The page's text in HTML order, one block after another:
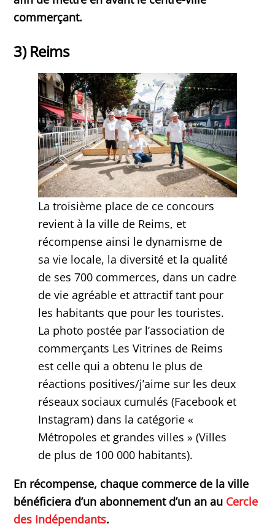
commerçant.
3) Reims
La troisième place de ce concours
revient à la ville de Reims, et
récompense ainsi le dynamisme de
sa vie locale, la diversité et la qualité
de ses 700 commerces, dans un cadre
de vie agréable et attractif tant pour
les habitants que pour les touristes.
La photo postée par l’association de
commerçants Les Vitrines de Reims
est celle qui a obtenu le plus de
réactions positives/j’aime sur les deux
réseaux sociaux cumulés (Facebook et
Instagram) dans la catégorie «
Métropoles et grandes villes » (Villes
de plus de 100 000 habitants).
En récompense, chaque commerce de la ville
bénéficiera d’un abonnement d’un an au Cercle
des Indépendants.